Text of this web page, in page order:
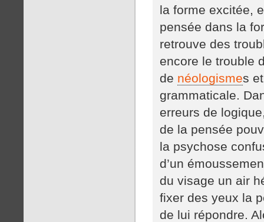
la forme excitée,
pensée dans la
retrouve des
encore le trouble
de néologismes
grammaticale.
erreurs de
de la pensée
la psychose
d’un
du visage un air
fixer des yeux la
de lui répondre.